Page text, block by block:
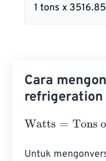
1 tons x
Cara
refrigeration
Watts= Tons of
Untuk